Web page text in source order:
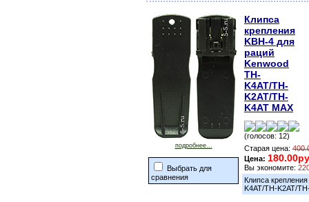
подробнее...
Выбрать для
сравнения
Клипса
крепления
KBH-4 для
раций
Kenwood
TH-
K4AT/TH-
K2AT/TH-
K4AT MAX
(голосов: 12)
Старая цена:
Цена:
Вы экономите:
Клипса
K4AT/TH-K2AT/